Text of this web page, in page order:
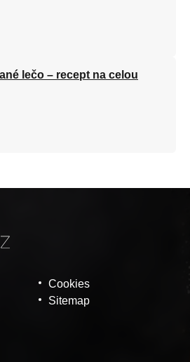
lečo – recept na celou
Cookies
Sitemap